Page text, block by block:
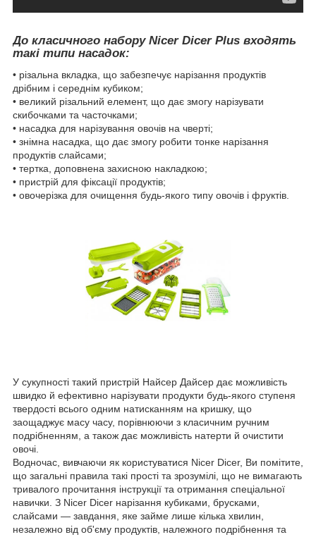
До класичного набору Nicer Dicer Plus входять
такі типи насадок:
• різальна вкладка, що забезпечує нарізання продуктів
дрібним і середнім кубиком;
• великий різальний елемент, що дає змогу нарізувати
скибочками та часточками;
• насадка для нарізування овочів на чверті;
• знімна насадка, що дає змогу робити тонке нарізання
продуктів слайсами;
• тертка, доповнена захисною накладкою;
• пристрій для фіксації продуктів;
• овочерізка для очищення будь-якого типу овочів і фруктів.
У сукупності такий пристрій Найсер Дайсер дає можливість
швидко й ефективно нарізувати продукти будь-якого ступеня
твердості всього одним натисканням на кришку, що
заощаджує масу часу, порівнюючи з класичним ручним
подрібненням, а також дає можливість натерти й очистити
овочі.
Водночас, вивчаючи як користуватися Nicer Dicer, Ви помітите,
що загальні правила такі прості та зрозумілі, що не вимагають
тривалого прочитання інструкції та отримання спеціальної
навички. З Nicer Dicer нарізання кубиками, брусками,
слайсами — завдання, яке займе лише кілька хвилин,
незалежно від об'єму продуктів, належного подрібнення та